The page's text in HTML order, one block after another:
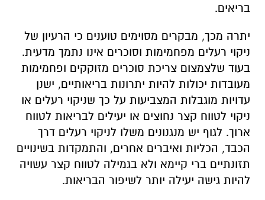
בריאים.
יתרה מכך, מבקרים מסוימים טוענים כי הרעיון של
ניקוי רעלים מפחמימות וסוכרים אינו נתמך מדעית.
בעוד שלצמצום צריכת סוכרים מזוקקים ופחמימות
מעובדות יכולות להיות יתרונות בריאותיים, ישנן
עדויות מוגבלות המצביעות על כך שניקוי רעלים או
ניקוי לטווח קצר נחוצים או יעילים לבריאות לטווח
ארוך. לגוף יש מנגנונים משלו לניקוי רעלים דרך
הכבד, הכליות ואיברים אחרים, והתמקדות בשינויים
תזונתיים ברי קיימא ולא בגמילה לטווח קצר עשויה
להיות גישה יעילה יותר לשיפור הבריאות.